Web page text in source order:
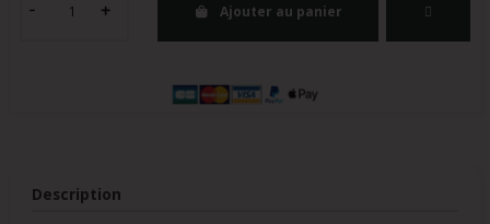
Ajouter au panier
Description